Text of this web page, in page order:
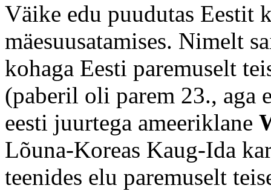
Väike edu puudutas Eestit
mäesuusatamises. Nimelt
kohaga Eesti paremuselt
(paberil oli parem 23., aga
eesti juurtega ameeriklane
Lõuna-Koreas Kaug-Ida
teenides elu paremuselt